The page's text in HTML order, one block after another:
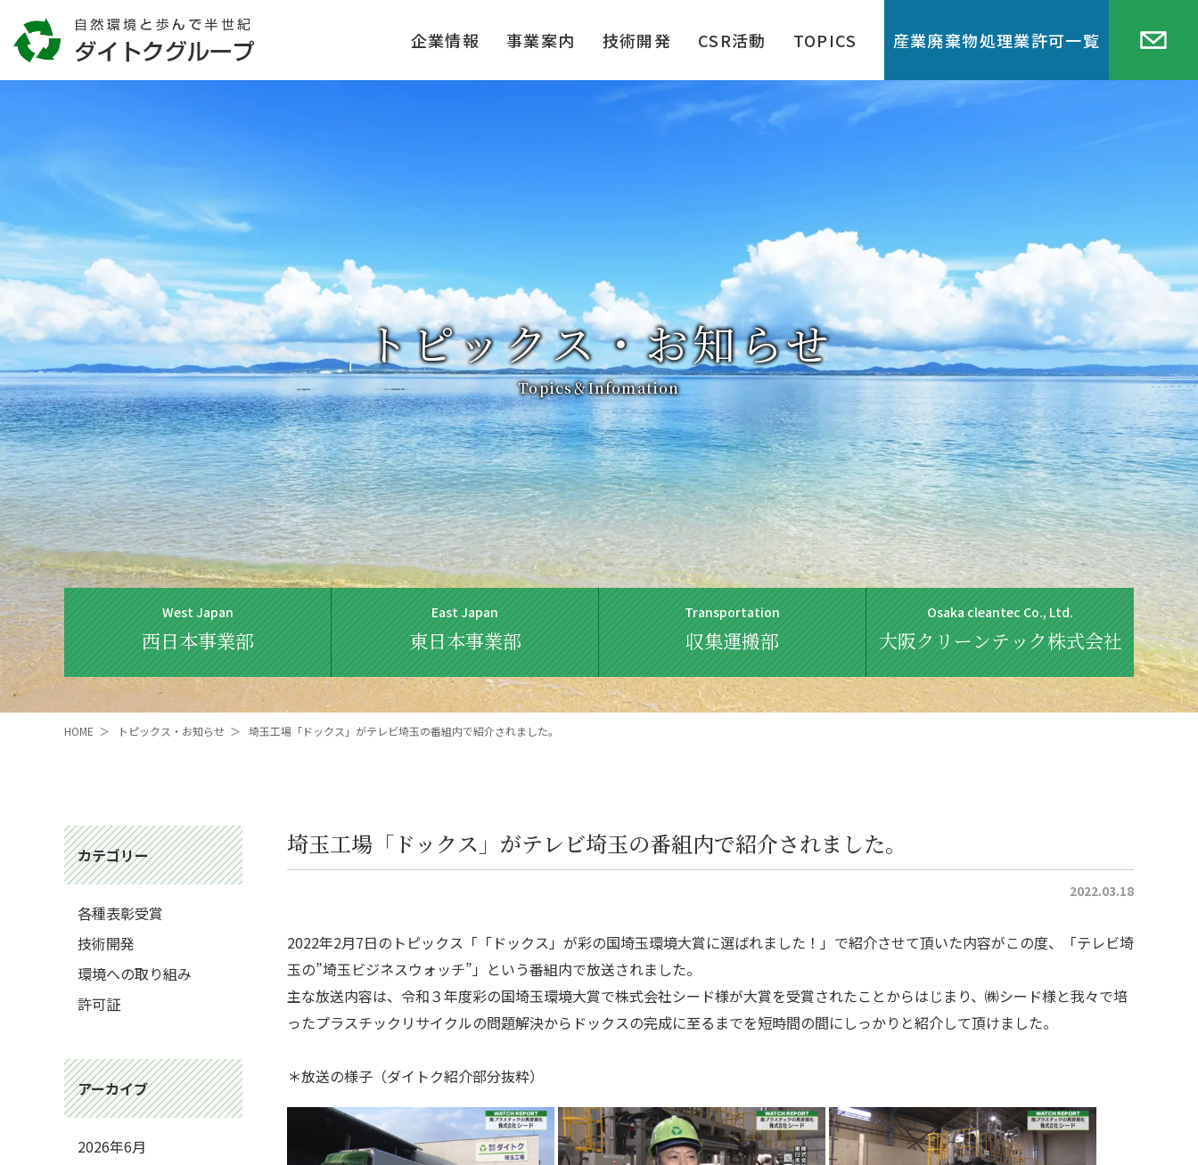
企業情報 事業案内 技術開発 CSR活動 TOPICS 産業廃棄物処理業許可一覧
トピックス・お知らせ
Topics＆Infomation
West Japan
西日本事業部
East Japan
東日本事業部
Transportation
収集運搬部
Osaka cleantec Co., Ltd.
大阪クリーンテック株式会社
HOME ＞ トピックス・お知らせ ＞ 埼玉工場「ドックス」がテレビ埼玉の番組内で紹介されました。
埼玉工場「ドックス」がテレビ埼玉の番組内で紹介されました。
2022.03.18
2022年2月7日のトピックス「「ドックス」が彩の国埼玉環境大賞に選ばれました！」で紹介させて頂いた内容がこの度、「テレビ埼
玉の”埼玉ビジネスウォッチ”」という番組内で放送されました。
主な放送内容は、令和３年度彩の国埼玉環境大賞で株式会社シード様が大賞を受賞されたことからはじまり、㈱シード様と我々で培
ったプラスチックリサイクルの問題解決からドックスの完成に至るまでを短時間の間にしっかりと紹介して頂けました。
＊放送の様子（ダイトク紹介部分抜粋）
カテゴリー
各種表彰受賞
技術開発
環境への取り組み
許可証
アーカイブ
2026年6月